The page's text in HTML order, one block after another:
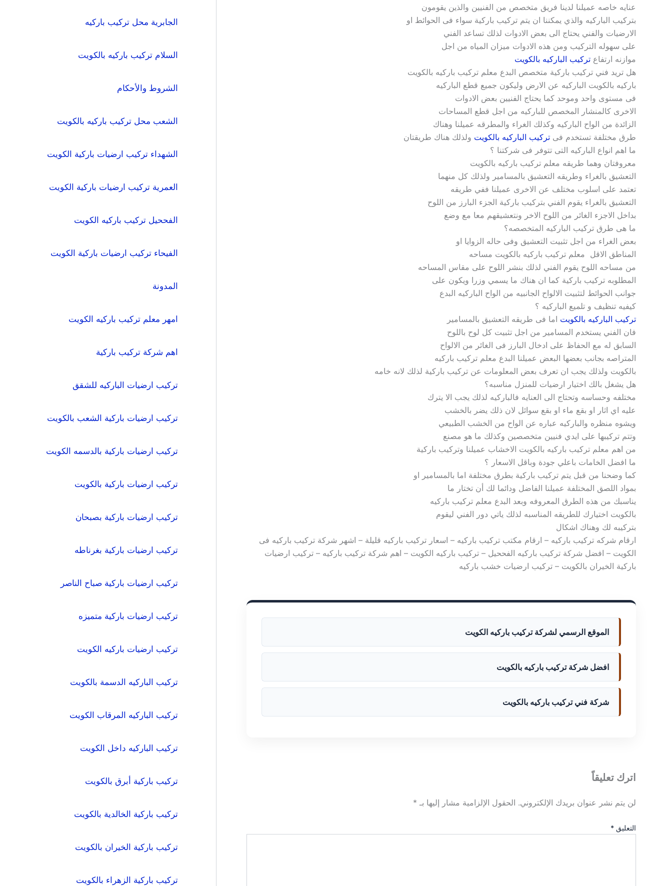
عنايه خاصه عميلنا لدينا فريق متخصص من الفنيين والذين يقومون
بتركيب الباركيه والذي يمكننا ان يتم تركيب باركية سواء فى الحوائط او
الارضيات والفني يحتاج الى بعض الادوات لذلك تساعد الفني
على سهوله التركيب ومن هذه الادوات ميزان المياه من اجل
موازنه ارتفاع تركيب الباركيه بالكويت
هل تريد فني تركيب باركية متخصص البدع معلم تركيب باركيه بالكويت
باركيه بالكويت الباركيه عن الارض وليكون جميع قطع الباركيه
فى مستوى واحد وموحد كما يحتاج الفنيين بعض الادوات
الاخرى كالمنشار المخصص للباركيه من اجل قطع المساحات
الزائدة من الواح الباركيه وكذلك الغراء والمطرقه عميلنا وهناك
طرق مختلفة تستخدم فى تركيب الباركيه بالكويت ولذلك هناك طريقتان
ما اهم انواع الباركيه التى تتوفر فى شركتنا ؟
معروفتان وهما طريقه معلم تركيب باركيه بالكويت
التعشيق بالغراء وطريقه التعشيق بالمسامير ولذلك كل منهما
تعتمد على اسلوب مختلف عن الاخرى عميلنا ففي طريقه
التعشيق بالغراء يقوم الفني بتركيب باركية الجزء البارز من اللوح
بداخل الاجزء الغائر من اللوح الاخر ونتعشيقهم معا مع وضع
ما هى طرق تركيب الباركيه المتخصصه؟
بعض الغراء من اجل تثبيت التعشيق وفى حاله الزوايا او
المناطق الاقل معلم تركيب باركيه بالكويت مساحه
من مساحه اللوح يقوم الفني لذلك بنشر اللوح على مقاس المساحه
المطلوبه تركيب باركية كما ان هناك ما يسمي وزرا ويكون على
جوانب الحوائط لتثبيت الالواح الجانبيه من الواح الباركيه البدع
كيفيه تنظيف و تلميع الباركيه ؟
تركيب الباركيه بالكويت اما فى طريقه التعشيق بالمسامير
فان الفني يستخدم المسامير من اجل تثبيت كل لوح باللوح
السابق له مع الحفاظ على ادخال البارز فى الغائر من الالواح
المتراصه بجانب بعضها البعض عميلنا البدع معلم تركيب باركيه
بالكويت ولذلك يجب ان تعرف بعض المعلومات عن تركيب باركية لذلك لانه خامه
هل يشغل بالك اختيار ارضيات للمنزل مناسبه؟
مختلفه وحساسه وتحتاج الى العنايه فالباركيه لذلك يجب الا يترك
عليه اي اثار او بقع ماء او بقع سوائل لان ذلك يضر بالخشب
ويشوه منظره والباركيه عباره عن الواح من الخشب الطبيعي
وتتم تركيبها على ايدي فنيين متخصصين وكذلك ما هو مصنع
من اهم معلم تركيب باركيه بالكويت الاخشاب عميلنا وتركيب باركية
ما افضل الخامات باعلي جودة وباقل الاسعار ؟
كما وضحنا من قبل يتم تركيب باركية بطرق مختلفة اما بالمسامير او
بمواد اللصق المختلفة عميلنا الفاضل ودائما لك أن تختار ما
يناسبك من هذه الطرق المعروفه وبعد البدع معلم تركيب باركيه
بالكويت اختيارك للطريقه المناسبه لذلك ياتي دور الفني ليقوم
بتركيبه لك وهناك اشكال
ارقام شركه تركيب باركيه – ارقام مكتب تركيب باركيه – اسعار تركيب باركيه قليلة – اشهر شركة تركيب باركيه فى
الكويت – افضل شركة تركيب باركيه الفححيل – تركيب باركيه الكويت – اهم شركة تركيب باركيه – تركيب ارضيات
باركية الخيران بالكويت – تركيب ارضيات خشب باركيه
الموقع الرسمي لشركة تركيب باركيه الكويت
افضل شركة تركيب باركيه بالكويت
شركة فني تركيب باركيه بالكويت
اترك تعليقاً
لن يتم نشر عنوان بريدك الإلكتروني. الحقول الإلزامية مشار إليها بـ *
التعليق *
الجابرية محل تركيب باركيه
السلام تركيب باركيه بالكويت
الشروط والأحكام
الشعب محل تركيب باركيه بالكويت
الشهداء تركيب ارضيات باركية الكويت
العمرية تركيب ارضيات باركية الكويت
الفححيل تركيب باركيه الكويت
الفيحاء تركيب ارضيات باركية الكويت
المدونة
امهر معلم تركيب باركيه الكويت
اهم شركة تركيب باركية
تركيب ارضيات الباركيه للشقق
تركيب ارضيات باركية الشعب بالكويت
تركيب ارضيات باركية بالدسمه الكويت
تركيب ارضيات باركية بالكويت
تركيب ارضيات باركية بصبحان
تركيب ارضيات باركية بغرناطه
تركيب ارضيات باركية صباح الناصر
تركيب ارضيات باركية متميزه
تركيب ارضيات باركيه الكويت
تركيب الباركيه الدسمة بالكويت
تركيب الباركيه المرقاب الكويت
تركيب الباركيه داخل الكويت
تركيب باركية أبرق بالكويت
تركيب باركية الخالدية بالكويت
تركيب باركية الخيران بالكويت
تركيب باركية الزهراء بالكويت